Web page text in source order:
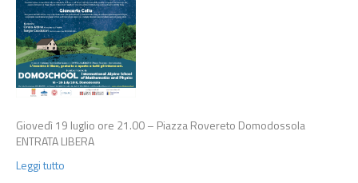
Giovedì 19 luglio ore 21.00 – Piazza Rovereto Domodossola
ENTRATA LIBERA
Leggi tutto